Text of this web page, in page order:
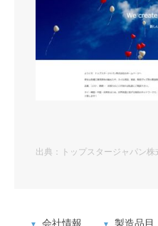
出典：トップスタージャパン株
会社情報 製造品目